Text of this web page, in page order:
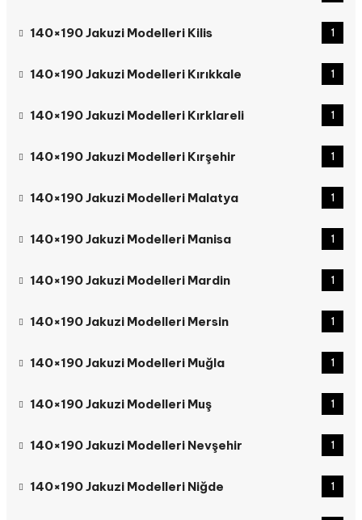
140×190 Jakuzi Modelleri Kilis 1
140×190 Jakuzi Modelleri Kırıkkale 1
140×190 Jakuzi Modelleri Kırklareli 1
140×190 Jakuzi Modelleri Kırşehir 1
140×190 Jakuzi Modelleri Malatya 1
140×190 Jakuzi Modelleri Manisa 1
140×190 Jakuzi Modelleri Mardin 1
140×190 Jakuzi Modelleri Mersin 1
140×190 Jakuzi Modelleri Muğla 1
140×190 Jakuzi Modelleri Muş 1
140×190 Jakuzi Modelleri Nevşehir 1
140×190 Jakuzi Modelleri Niğde 1